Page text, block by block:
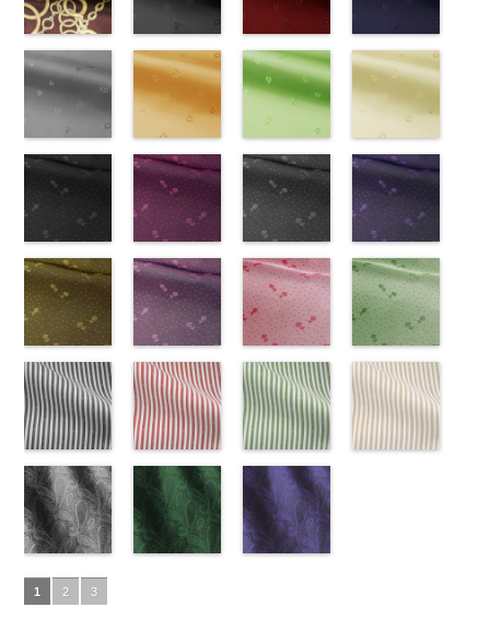
ラージサイ
Macolina、
NUDE、
pinkywolman
ラージサイ
Macolina、
NUDE、
pinkywolman
ラージサイ
Macolina、
NUDE、
pinkywolman
DOLCELABY、
JEANNE、
LUNAMARY、
LUNAMARY
ラージサイ
Macolina、
NUDE、
pinkywolman
レオパード柄
100％
DOLCELABY
6000
幾何学ドット
テル100％
DOLCELABY
100％
DOLCELABY
http://www.anys.co.jp/wp-
55-c.jpg
KKP1092-55-
グレー
オパード柄
100％
DOLCELABY
6000
http://www.anys.co.jp/wp-
137-d.jpg
KKP1092-
137-D ブラッ
チェーン
リエステル
100％
DOLCELABY
6000
http://www.anys.co.jp/wp-
137-a.jpg
KKP1092-
ホワイ
チェーン
リエステル
100％
DOLCELABY
6000
145-a.jpg
KKP2090-
ホワイ
チェーン
テル100％
DOLCELABY
6000
ラウン
(KKP21090-
145-B/UN)
http://www.anys.co.jp/wp-
145-b.jpg
KKP2090-
145-B
ブラウ
チェーン
テル100％
DOLCELABY
6000
(AK203-
55/LT)
http://www.anys.co.jp/wp-
content/uploads/2013/05/ak203-
AK203-55 ブ
ラック
花柄
キュプラ
100％
FairyRose
6000
(AK203-
51/LT)
http://www.anys.co.jp/wp-
content/uploads/2013/05/ak203-
AK203-51 レ
ッド
花柄
キ
ュプラ100％
DOLCELABY、
6000
(AK203-
50/LT)
http://
content/uploads/
AK203-50 ネ
イビー
キュプラ
100％
FairyRose
6000
(AK203-
31/LT)
http://www.anys.co.jp/wp-
content/uploads/2013/05/ak203-
AK203-31 グ
レー 花柄 キ
ュプラ100％
DOLCELABY、
6000
(AK203-
29/LT)
http://www.anys.co.jp/wp-
content/uploads/2013/05/ak203-
AK203-29 オ
レンジ
花柄
キュプラ
100％
FairyRose
6000
(AK203-
27/LT)
http://www.anys.co.jp/wp-
content/uploads/2013/05/ak203-
AK203-27 グ
リーン 花柄
キュプラ
100％
FairyRose
6000
(AK203-
11/LT)
http://
content/uploads/
11 ベージュ
花柄 キュプ
ラ100％
DOLCELABY、
6000
ラック
(AK201-
55/LT)
http://www.anys.co.jp/wp-
55.jpg
AK201-55 ブ
ラック 花柄
ドット キュ
DOLCELABY、
FairyRose
6000
ンク(AK201-
53/LT)
http://www.anys.co.jp/wp-
content/uploads/2013/05/ak201-
AK201-53 ピ
ンク 花柄ド
ット キュプ
ラ100％
FairyRose
6000
レー(AK201-
52/LT)
http://www.anys.co.jp/wp-
content/uploads/2013/04/ak201-
AK201-52 グ
レー 花柄ド
ット キュプ
ラ100％
FairyRose
6000
イビー
(AK201-
50/LT)
http://
50.jpg
AK201-50 ネ
イビー 花柄
ドット キュ
エロー
(AK201-
34/LT)
http://www.anys.co.jp/wp-
34.jpg
AK201-34 イ
エロー 花柄
ドット キュ
DOLCELABY、
FairyRose
ープル
(AK201-
33/LT)
http://www.anys.co.jp/wp-
33.jpg
AK201-33 パ
ープル 花柄
ドット
キュ
ッド(AK201-
29/LT)
http://www.anys.co.jp/wp-
content/uploads/2013/04/ak201-
AK201-29 レ
ッド 花柄ド
ット キュプ
ラ100％
リーン
(AK201-
27/LT)
http://
ライプブラッ
ク(AKL5300-
5/LT)
http://www.anys.co.jp/wp-
5.jpg
AKL5300-5
ライプレッド
(AKL5300-
4/LT)
http://www.anys.co.jp/wp-
ライプグリー
ン(AKL5300-
3/LT)
http://www.anys.co.jp/wp-
グレー
(AK105-
1 2 3